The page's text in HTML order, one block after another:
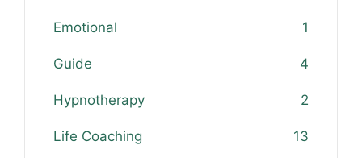
Emotional 1
Guide 4
Hypnotherapy 2
Life Coaching 13